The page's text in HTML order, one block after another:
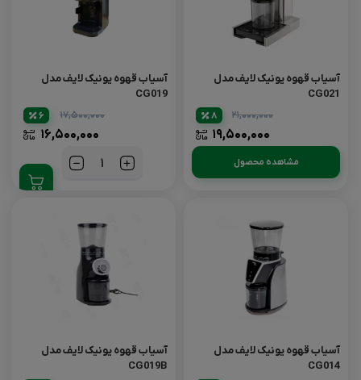
آسیاب قهوه یونیک لایف مدل
CG021
۲۱,۰۰۰,۰۰۰
۱۹,۵۰۰,۰۰۰
8
مشاهده محصول
آسیاب قهوه یونیک لایف مدل
CG019
۱۷,۵۰۰,۰۰۰
۱۶,۵۰۰,۰۰۰
6
تعداد
آسیاب قهوه یونیک لایف مدل
CG014
آسیاب قهوه یونیک لایف مدل
CG019B